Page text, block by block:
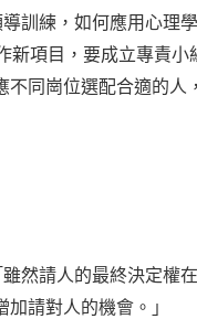
訓練，如何應用心理
項目，要成立專責
同崗位選配合適的人
然請人的最終決定權
請對人的機會。」